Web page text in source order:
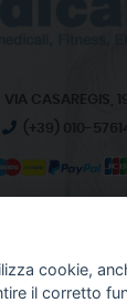
VIA CASAREGIS,
(+39) 010-
HOME
CHI SIAMO
cookie,
il corretto